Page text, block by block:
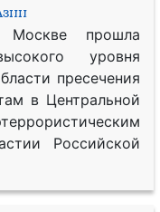
прошла
уровня
пресечения
в Центральной
Российской